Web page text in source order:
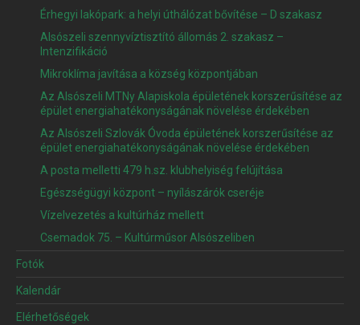
Érhegyi lakópark: a helyi úthálózat bővítése – D szakasz
Alsószeli szennyvíztisztító állomás 2. szakasz –
Intenzifikáció
Mikroklíma javítása a község központjában
Az Alsószeli MTNy Alapiskola épületének korszerűsítése az
épület energiahatékonyságának növelése érdekében
Az Alsószeli Szlovák Óvoda épületének korszerűsítése az
épület energiahatékonyságának növelése érdekében
A posta melletti 479 h.sz. klubhelyiség felújítása
Egészségügyi központ – nyílászárók cseréje
Vízelvezetés a kultúrház mellett
Csemadok 75. – Kultúrműsor Alsószeliben
Fotók
Kalendár
Elérhetőségek